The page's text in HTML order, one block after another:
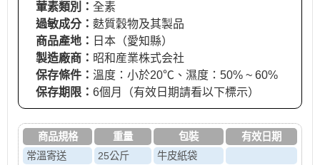
葷素類別： 全素
過敏成分： 麩質穀物及其製品
商品產地： 日本（愛知縣）
製造廠商： 昭和産業株式会社
保存條件： 溫度：小於20℃、濕度：50% ~ 60%
保存期限： 6個月（有效日期請看以下標示）
商品規格 重量 包裝
有效日期
常溫寄送
25公斤
牛皮紙袋